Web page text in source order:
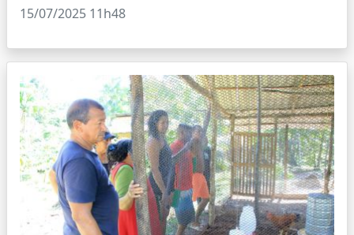
15/07/2025 11h48